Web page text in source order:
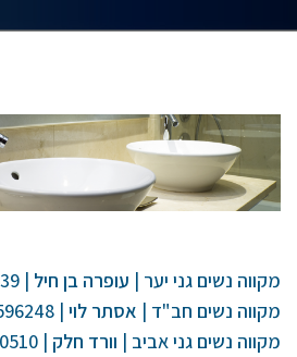
מקווה נשים גני יער | עופרה בן חיל | 050-7563639
מקווה נשים חב"ד | אסתר לוי | 052-8596248
מקווה נשים גני אביב | וורד חלק | 053-3410510